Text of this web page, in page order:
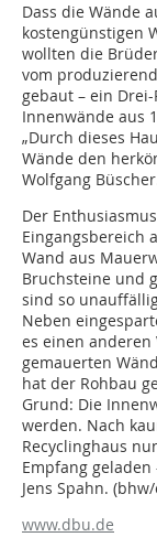
Dass die Wände
kostengünstigen
wollten die
vom
gebaut – ein
Innenwände aus
„Durch dieses
Wände den
Wolfgang
Der
Eingangsbereich
Wand aus
Bruchsteine und
sind so
Neben
es einen
gemauerten
hat der Rohbau
Grund: Die
werden. Nach
Recyclinghaus
Empfang
Jens Spahn.
www.dbu.de